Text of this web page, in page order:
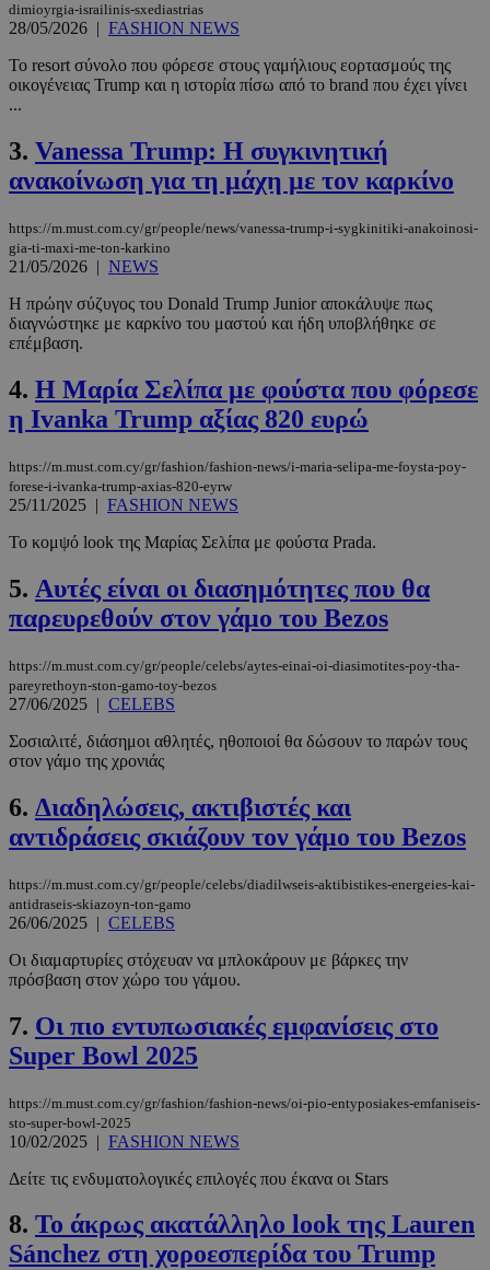
dimioyrgia-israilinis-sxediastrias
28/05/2026 | FASHION NEWS
Το resort σύνολο που φόρεσε στους γαμήλιους εορτασμούς της
οικογένειας Trump και η ιστορία πίσω από το brand που έχει γίνει
...
3. Vanessa Trump: Η συγκινητική
ανακοίνωση για τη μάχη με τον καρκίνο
https://m.must.com.cy/gr/people/news/vanessa-trump-i-sygkinitiki-anakoinosi-
gia-ti-maxi-me-ton-karkino
21/05/2026 | NEWS
Η πρώην σύζυγος του Donald Trump Junior αποκάλυψε πως
διαγνώστηκε με καρκίνο του μαστού και ήδη υποβλήθηκε σε
επέμβαση.
4. Η Μαρία Σελίπα με φούστα που φόρεσε
η Ivanka Trump αξίας 820 ευρώ
https://m.must.com.cy/gr/fashion/fashion-news/i-maria-selipa-me-foysta-poy-
forese-i-ivanka-trump-axias-820-eyrw
25/11/2025 | FASHION NEWS
Το κομψό look της Μαρίας Σελίπα με φούστα Prada.
5. Αυτές είναι οι διασημότητες που θα
παρευρεθούν στον γάμο του Bezos
https://m.must.com.cy/gr/people/celebs/aytes-einai-oi-diasimotites-poy-tha-
pareyrethoyn-ston-gamo-toy-bezos
27/06/2025 | CELEBS
Σοσιαλιτέ, διάσημοι αθλητές, ηθοποιοί θα δώσουν το παρών τους
στον γάμο της χρονιάς
6. Διαδηλώσεις, ακτιβιστές και
αντιδράσεις σκιάζουν τον γάμο του Bezos
https://m.must.com.cy/gr/people/celebs/diadilwseis-aktibistikes-energeies-kai-
antidraseis-skiazoyn-ton-gamo
26/06/2025 | CELEBS
Οι διαμαρτυρίες στόχευαν να μπλοκάρουν με βάρκες την
πρόσβαση στον χώρο του γάμου.
7. Οι πιο εντυπωσιακές εμφανίσεις στο
Super Bowl 2025
https://m.must.com.cy/gr/fashion/fashion-news/oi-pio-entyposiakes-emfaniseis-
sto-super-bowl-2025
10/02/2025 | FASHION NEWS
Δείτε τις ενδυματολογικές επιλογές που έκανα οι Stars
8. Το άκρως ακατάλληλο look της Lauren
Sánchez στη χοροεσπερίδα του Trump